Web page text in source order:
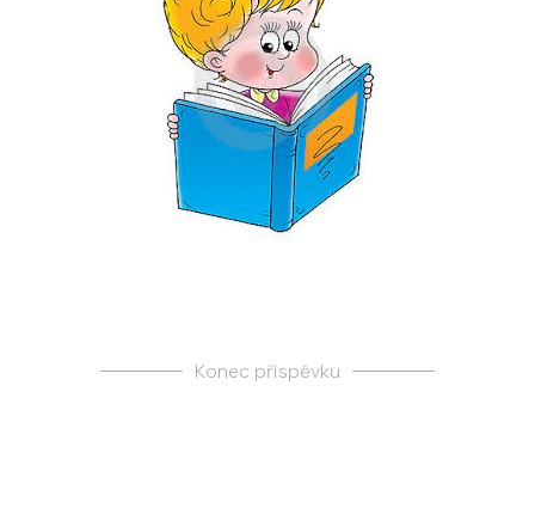
Konec příspěvku